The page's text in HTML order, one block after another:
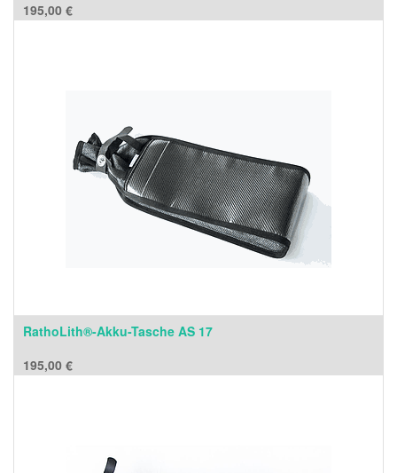
195,00 €
RathoLith®-Akku-Tasche AS 17
195,00 €